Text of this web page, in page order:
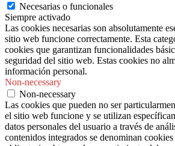
Necesarias o funcionales
Siempre activado
Las cookies necesarias son absolutamente
sitio web funcione correctamente. Esta
cookies que garantizan funcionalidades
seguridad del sitio web. Estas cookies no
información personal.
Non-necessary
Non-necessary
Las cookies que pueden no ser
el sitio web funcione y se utilizan
datos personales del usuario a través de
contenidos integrados se denominan